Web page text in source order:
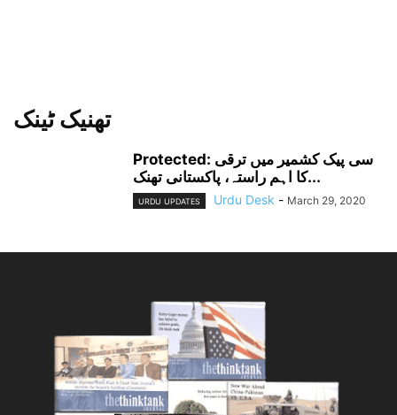
تھنیک ٹینک
Protected: سی پیک کشمیر میں ترقی
کا اہم راستہ، پاکستانی تھنک...
URDU UPDATES Urdu Desk - March 29, 2020